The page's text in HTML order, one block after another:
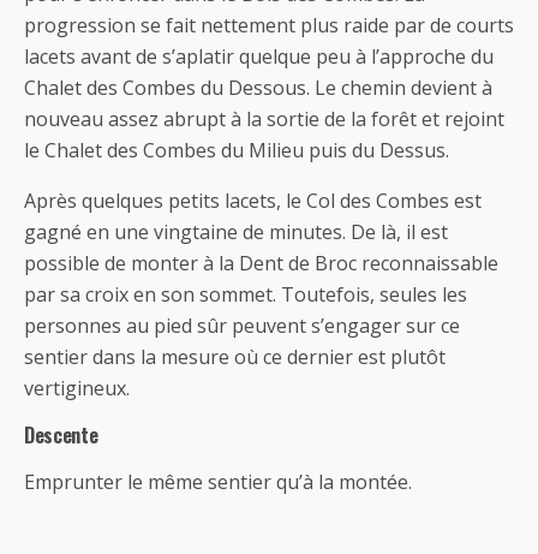
progression se fait nettement plus raide par de courts
lacets avant de s’aplatir quelque peu à l’approche du
Chalet des Combes du Dessous. Le chemin devient à
nouveau assez abrupt à la sortie de la forêt et rejoint
le Chalet des Combes du Milieu puis du Dessus.
Après quelques petits lacets, le Col des Combes est
gagné en une vingtaine de minutes. De là, il est
possible de monter à la Dent de Broc reconnaissable
par sa croix en son sommet. Toutefois, seules les
personnes au pied sûr peuvent s’engager sur ce
sentier dans la mesure où ce dernier est plutôt
vertigineux.
Descente
Emprunter le même sentier qu’à la montée.